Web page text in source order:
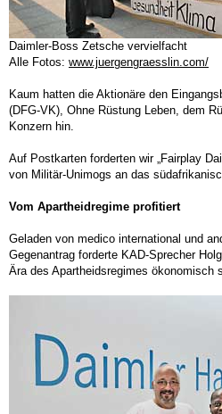
Daimler-Boss Zetsche vervielfacht
Alle Fotos: www.juergengraesslin.com/
Kaum hatten die Aktionäre den
(DFG-VK), Ohne Rüstung Leben, dem
Konzern hin.
Auf Postkarten forderten wir „Fairplay
von Militär-Unimogs an das
Vom Apartheidregime profitiert
Geladen von medico international und
Gegenantrag forderte KAD-Sprecher
Ära des Apartheidsregimes ökonomisch